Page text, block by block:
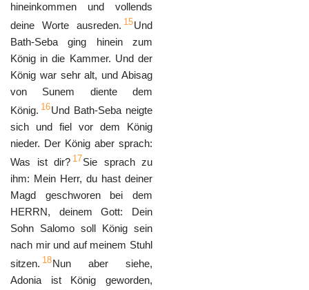
hineinkommen und vollends
deine Worte ausreden. 15Und
Bath-Seba ging hinein zum
König in die Kammer. Und der
König war sehr alt, und Abisag
von Sunem diente dem
König. 16Und Bath-Seba neigte
sich und fiel vor dem König
nieder. Der König aber sprach:
Was ist dir? 17Sie sprach zu
ihm: Mein Herr, du hast deiner
Magd geschworen bei dem
HERRN, deinem Gott: Dein
Sohn Salomo soll König sein
nach mir und auf meinem Stuhl
sitzen. 18Nun aber siehe,
Adonia ist König geworden,